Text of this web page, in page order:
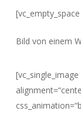
Bild von einem
[vc_single_image